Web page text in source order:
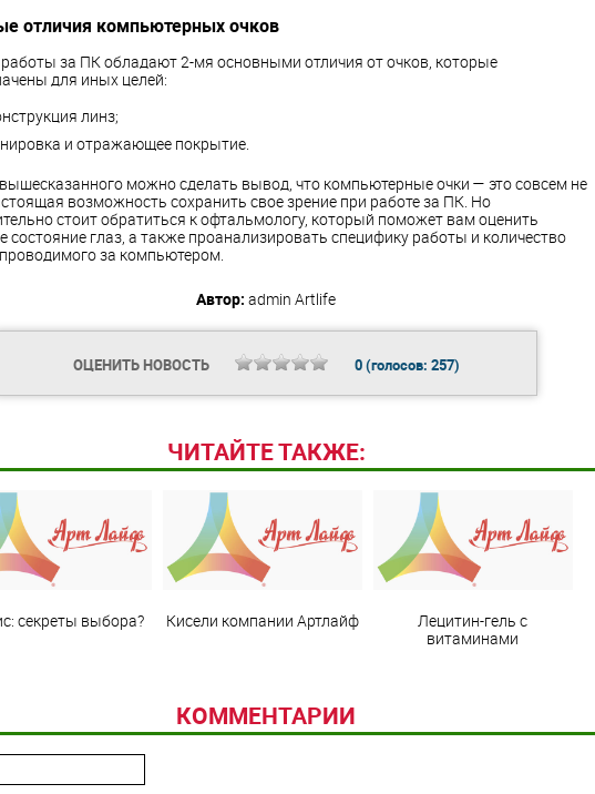
отличия компьютерных очков
за ПК обладают 2-мя основными отличия от очков, которые
для иных целей:
линз;
и отражающее покрытие.
можно сделать вывод, что компьютерные очки — это совсем не
возможность сохранить свое зрение при работе за ПК. Но
стоит обратиться к офтальмологу, который поможет вам оценить
состояние глаз, а также проанализировать специфику работы и количество
за компьютером.
Автор: admin Artlife
ОЦЕНИТЬ НОВОСТЬ 0(голосов: 257)
ЧИТАЙТЕ ТАКЖЕ:
секреты выбора? Кисели компании Артлайф
Лецитин-гель с
витаминами
КОММЕНТАРИИ